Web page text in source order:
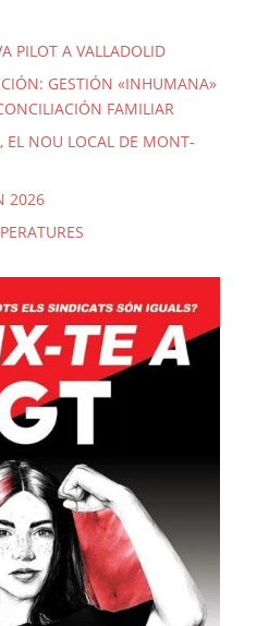
PILOT A VALLADOLID
GESTIÓN «INHUMANA»
FAMILIAR
EL NOU LOCAL DE MONT-
2026